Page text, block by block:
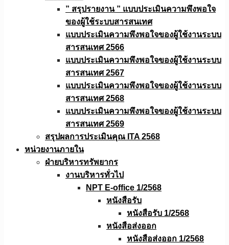
” สรุปรายงาน ” แบบประเมินความพึงพอใจ
ของผู้ใช้ระบบสารสนเทศ
แบบประเมินความพึงพอใจของผู้ใช้งานระบบ
สารสนเทศ 2566
แบบประเมินความพึงพอใจของผู้ใช้งานระบบ
สารสนเทศ 2567
แบบประเมินความพึงพอใจของผู้ใช้งานระบบ
สารสนเทศ 2568
แบบประเมินความพึงพอใจของผู้ใช้งานระบบ
สารสนเทศ 2569
สรุปผลการประเมินคุณ ITA 2568
หน่วยงานภายใน
ฝ่ายบริหารทรัพยากร
งานบริหารทั่วไป
NPT E-office 1/2568
หนังสือรับ
หนังสือรับ 1/2568
หนังสือส่งออก
หนังสือส่งออก 1/2568